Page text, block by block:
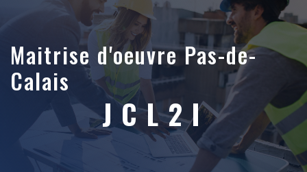
maitrise d'oeuvre Pas-de-
Calais
JCL2I